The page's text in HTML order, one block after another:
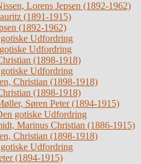
Lorens Jepsen (1892-1962)
(1891-1915)
(1892-1962)
Udfordring
Udfordring
(1898-1918)
Udfordring
Christian (1898-1918)
(1898-1918)
Søren Peter (1894-1915)
gotiske Udfordring
Marinus Christian (1886-1915)
Christian (1898-1918)
Udfordring
(1894-1915)